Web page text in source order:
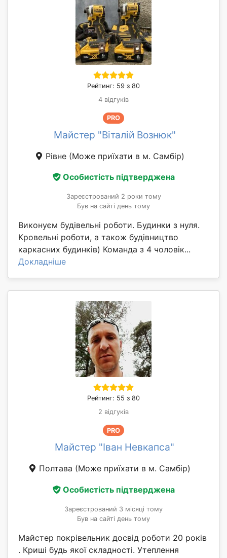
Рейтинг: 59 з 80
4 відгуків
PRO
Майстер "Віталій Вознюк"
Рівне (Може приїхати в м. Самбір)
Особистість підтверджена
Зареєстрований 2 роки тому
Був на сайті день тому
Виконуєм будівельні роботи. Будинки з нуля.
Кровельні роботи, а також будівництво
каркасних будинків) Команда з 4 чоловік...
Докладніше
Рейтинг: 55 з 80
2 відгуків
PRO
Майстер "Іван Невкапса"
Полтава (Може приїхати в м. Самбір)
Особистість підтверджена
Зареєстрований 3 місяці тому
Був на сайті день тому
Майстер покрівельник досвід роботи 20 років
. Криші будь якої складності. Утеплення